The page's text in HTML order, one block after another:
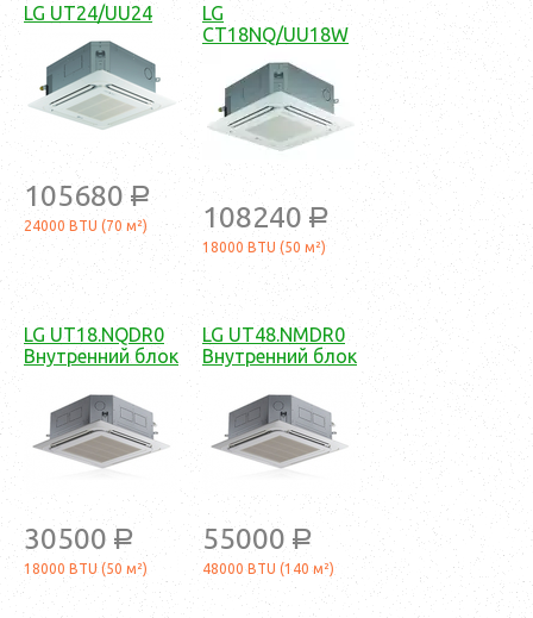
LG UT24/UU24
105680 a
24000 BTU (70 м²)
LG
СT18NQ/UU18W
108240 a
18000 BTU (50 м²)
LG UT18.NQDR0
Внутренний блок
30500 a
18000 BTU (50 м²)
LG UT48.NMDR0
Внутренний блок
55000 a
48000 BTU (140 м²)